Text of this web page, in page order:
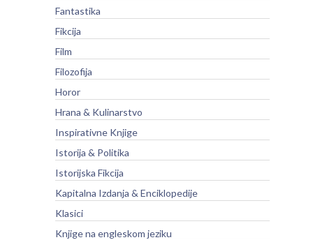
Fantastika
Fikcija
Film
Filozofija
Horor
Hrana & Kulinarstvo
Inspirativne Knjige
Istorija & Politika
Istorijska Fikcija
Kapitalna Izdanja & Enciklopedije
Klasici
Knjige na engleskom jeziku